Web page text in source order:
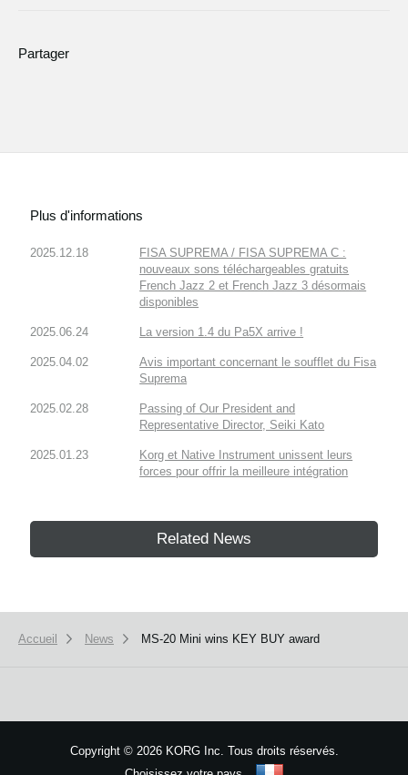
Partager
Plus d'informations
2025.12.18
FISA SUPREMA / FISA SUPREMA C :
nouveaux sons téléchargeables gratuits
French Jazz 2 et French Jazz 3 désormais
disponibles
2025.06.24 La version 1.4 du Pa5X arrive !
2025.04.02
Avis important concernant le soufflet du Fisa
Suprema
2025.02.28
Passing of Our President and
Representative Director, Seiki Kato
2025.01.23
Korg et Native Instrument unissent leurs
forces pour offrir la meilleure intégration
Related News
Accueil News MS-20 Mini wins KEY BUY award
Copyright ©2026 KORG Inc. Tous droits réservés.